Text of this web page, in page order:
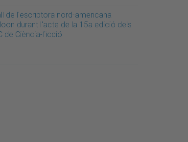
de l'escriptora nord-americana
durant l'acte de la 15a edició dels
de Ciència-ficció